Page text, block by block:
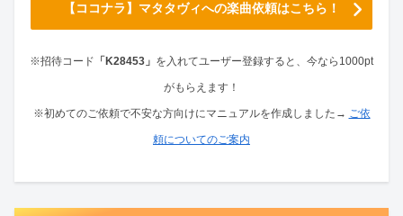
【ココナラ】マタタヴィへの楽曲依頼はこちら！
※招待コード 「K28453」 を入れてユーザー登録すると、 今なら1000pt
がもらえます！
※初めてのご依頼で不安な方向けにマニュアルを作成しました→ ご依
頼についてのご案内